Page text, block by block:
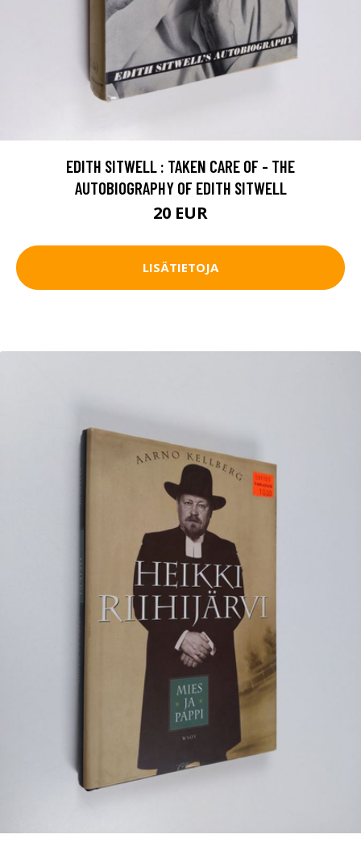
EDITH SITWELL : TAKEN CARE OF - THE
AUTOBIOGRAPHY OF EDITH SITWELL
20 EUR
LISÄTIETOJA